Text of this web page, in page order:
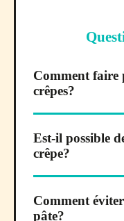
Comment faire
crêpes?
Est-il possible
crêpe?
Comment
pâte?